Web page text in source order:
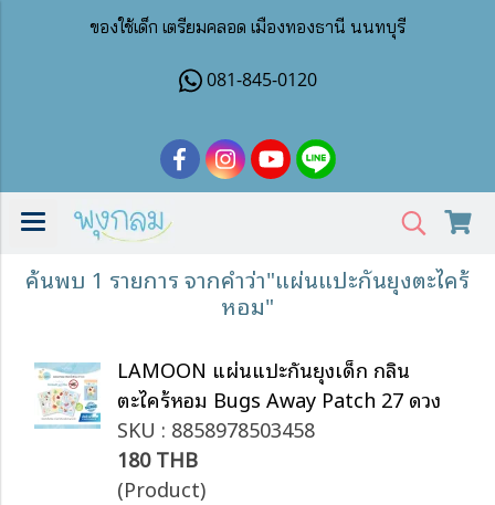
ของใช้เด็ก เตรียมคลอด เมืองทองธานี นนทบุรี
081-845-0120
ค้นพบ 1 รายการ จากคำว่า"แผ่นแปะกันยุงตะไคร้
หอม"
LAMOON แผ่นแปะกันยุงเด็ก กลิ่น
ตะไคร้หอม Bugs Away Patch 27 ดวง
SKU : 8858978503458
180 THB
(Product)